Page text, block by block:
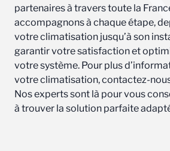
partenaires à travers toute la
accompagnons à chaque étape,
votre climatisation jusqu’à son
garantir votre satisfaction et
votre système. Pour plus
votre climatisation, contactez-
Nos experts sont là pour vous
à trouver la solution parfaite